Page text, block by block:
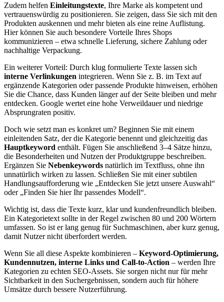
Zudem helfen Einleitungstexte, Ihre Marke als kompetent und
vertrauenswürdig zu positionieren. Sie zeigen, dass Sie sich mit den
Produkten auskennen und mehr bieten als eine reine Auflistung.
Hier können Sie auch besondere Vorteile Ihres Shops
kommunizieren – etwa schnelle Lieferung, sichere Zahlung oder
nachhaltige Verpackung.
Ein weiterer Vorteil: Durch klug formulierte Texte lassen sich
interne Verlinkungen integrieren. Wenn Sie z. B. im Text auf
ergänzende Kategorien oder passende Produkte hinweisen, erhöhen
Sie die Chance, dass Kunden länger auf der Seite bleiben und mehr
entdecken. Google wertet eine hohe Verweildauer und niedrige
Absprungraten positiv.
Doch wie setzt man es konkret um? Beginnen Sie mit einem
einleitenden Satz, der die Kategorie benennt und gleichzeitig das
Hauptkeyword enthält. Fügen Sie anschließend 3–4 Sätze hinzu,
die Besonderheiten und Nutzen der Produktgruppe beschreiben.
Ergänzen Sie Nebenkeywords natürlich im Textfluss, ohne ihn
unnatürlich wirken zu lassen. Schließen Sie mit einer subtilen
Handlungsaufforderung wie „Entdecken Sie jetzt unsere Auswahl“
oder „Finden Sie hier Ihr passendes Modell“.
Wichtig ist, dass die Texte kurz, klar und kundenfreundlich bleiben.
Ein Kategorietext sollte in der Regel zwischen 80 und 200 Wörtern
umfassen. So ist er lang genug für Suchmaschinen, aber kurz genug,
damit Nutzer nicht überfordert werden.
Wenn Sie all diese Aspekte kombinieren – Keyword-Optimierung,
Kundennutzen, interne Links und Call-to-Action – werden Ihre
Kategorien zu echten SEO-Assets. Sie sorgen nicht nur für mehr
Sichtbarkeit in den Suchergebnissen, sondern auch für höhere
Umsätze durch bessere Nutzerführung.